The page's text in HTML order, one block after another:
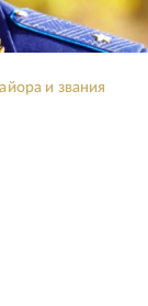
и звания